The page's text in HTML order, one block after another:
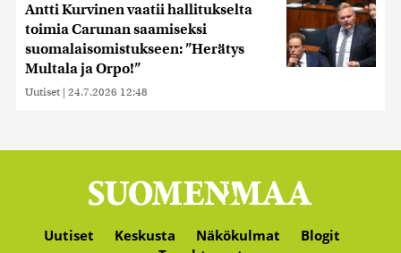
Antti Kurvinen vaatii hallitukselta
toimia Carunan saamiseksi
suomalaisomistukseen: ”Herätys
Multala ja Orpo!”
Uutiset | 24.7.2026 12:48
Uutiset Keskusta Näkökulmat
Blogit